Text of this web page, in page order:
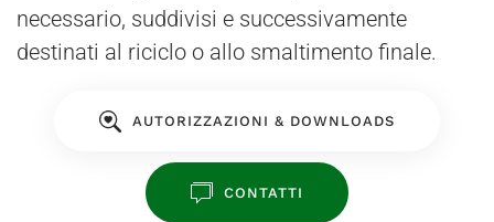
necessario, suddivisi e successivamente
destinati al riciclo o allo smaltimento finale.
AUTORIZZAZIONI & DOWNLOADS
CONTATTI